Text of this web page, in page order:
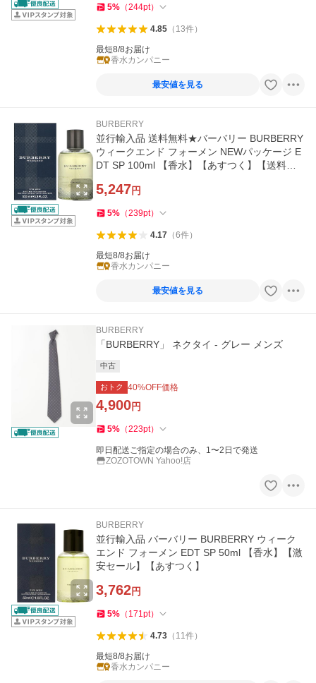
5% （244pt）
4.85（ 13件）
最短8/8お届け
香水カンパニー
最安値を見る
BURBERRY
並行輸入品 送料無料★バーバリー BURBERRY
ウィークエンド フォーメン NEWパッケージ E
DT SP 100ml 【香水】【あすつく】【送料無
5,247円
5% （239pt）
4.17（6件）
最短8/8お届け
香水カンパニー
最安値を見る
BURBERRY
「BURBERRY」 ネクタイ - グレー メンズ
中古
おトク 40%OFF価格
4,900円
5% （223pt）
即日配送ご指定の場合のみ、1〜2日で発送
ZOZOTOWN Yahoo!店
BURBERRY
並行輸入品 バーバリー BURBERRY ウィーク
エンド フォーメン EDT SP 50ml 【香水】【激
安セール】【あすつく】
3,762円
5% （ 171pt）
4.73（ 11件）
最短8/8お届け
香水カンパニー